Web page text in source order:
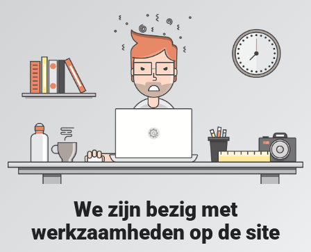
We zijn bezig met
werkzaamheden op de site